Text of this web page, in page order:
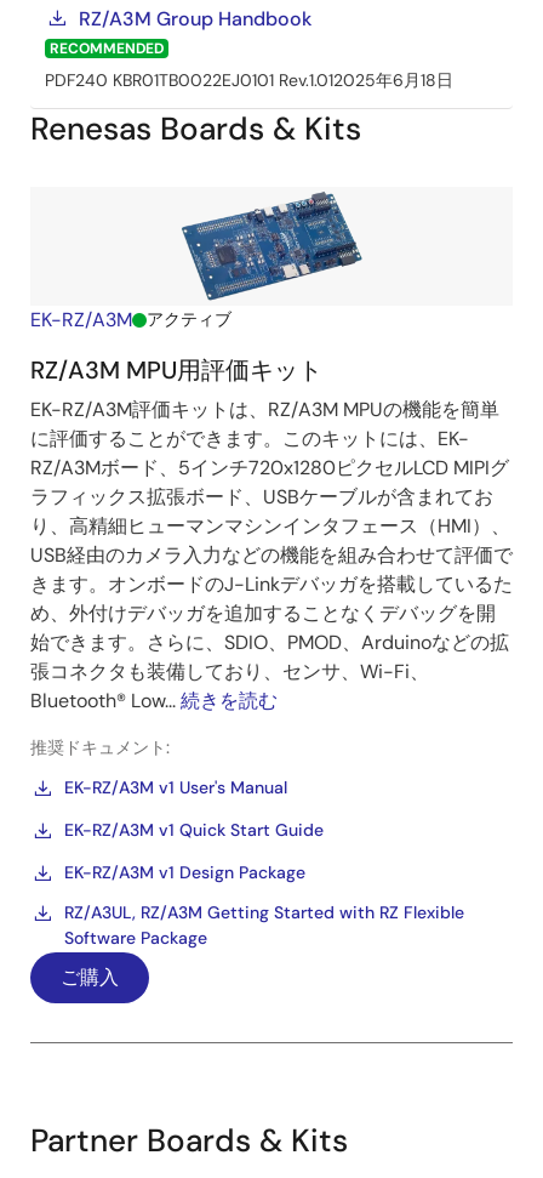
RZ/A3M Group Handbook
RECOMMENDED
PDF240 KBR01TB0022EJ0101 Rev.1.012025年6月18日
Renesas Boards & Kits
EK-RZ/A3M アクティブ
RZ/A3M MPU用評価キット
EK-RZ/A3M評価キットは、RZ/A3M MPUの機能を簡単
に評価することができます。このキットには、EK-
RZ/A3Mボード、5インチ720x1280ピクセルLCD MIPIグ
ラフィックス拡張ボード、USBケーブルが含まれてお
り、高精細ヒューマンマシンインタフェース（HMI）、
USB経由のカメラ入力などの機能を組み合わせて評価で
きます。オンボードのJ-Linkデバッガを搭載しているた
め、外付けデバッガを追加することなくデバッグを開
始できます。さらに、SDIO、PMOD、Arduinoなどの拡
張コネクタも装備しており、センサ、Wi-Fi、
Bluetooth® Low...続きを読む
推奨ドキュメント:
EK-RZ/A3M v1 User's Manual
EK-RZ/A3M v1 Quick Start Guide
EK-RZ/A3M v1 Design Package
RZ/A3UL, RZ/A3M Getting Started with RZ Flexible
Software Package
ご購入
Partner Boards & Kits